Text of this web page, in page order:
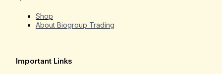
Shop
About Biogroup Trading
Important Links